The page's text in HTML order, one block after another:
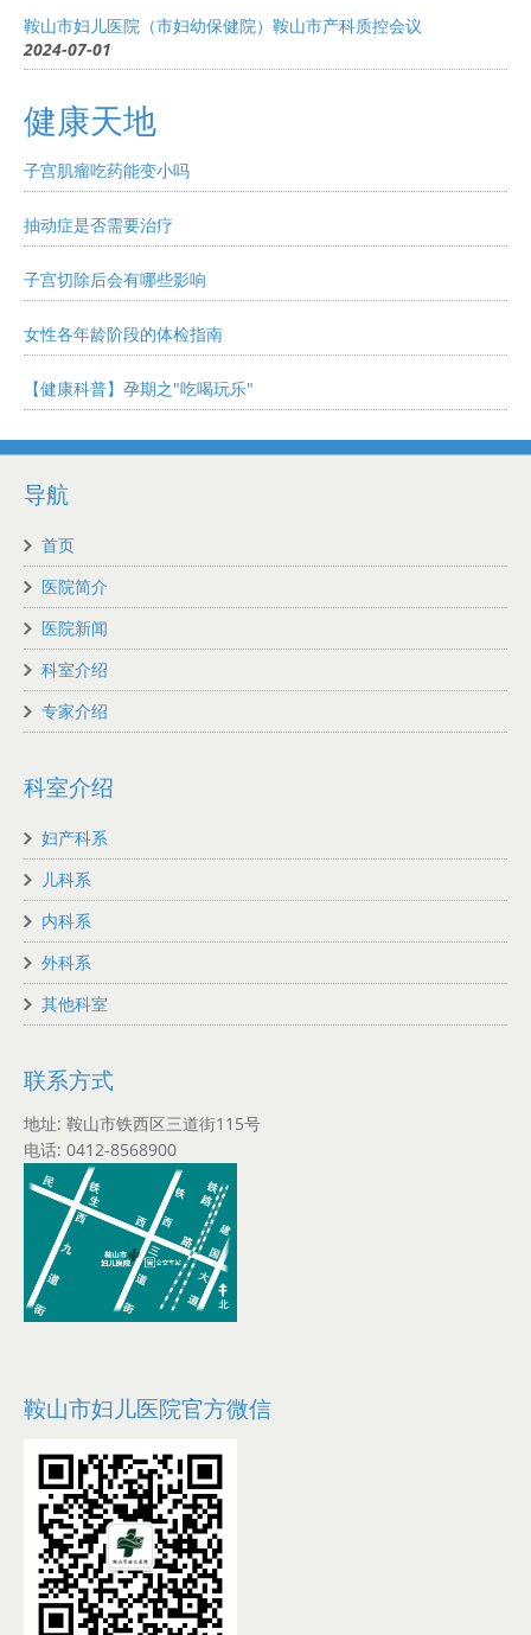
鞍山市妇儿医院（市妇幼保健院）鞍山市产科质控会议
2024-07-01
健康天地
子宫肌瘤吃药能变小吗
抽动症是否需要治疗
子宫切除后会有哪些影响
女性各年龄阶段的体检指南
【健康科普】孕期之"吃喝玩乐"
导航
首页
医院简介
医院新闻
科室介绍
专家介绍
科室介绍
妇产科系
儿科系
内科系
外科系
其他科室
联系方式
地址: 鞍山市铁西区三道街115号
电话: 0412-8568900
鞍山市妇儿医院官方微信